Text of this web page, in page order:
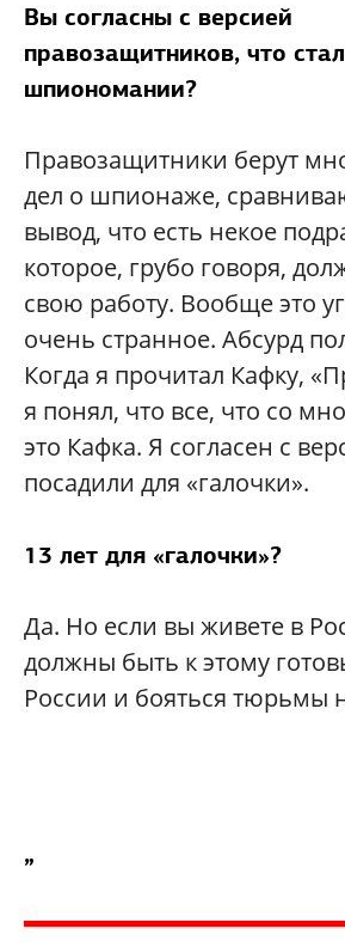
Вы согласны с версией
правозащитников, что
шпиономании?
Правозащитники берут
дел о шпионаже,
вывод, что есть некое
которое, грубо говоря,
свою работу. Вообще это
очень странное. Абсурд
Когда я прочитал Кафку,
я понял, что все, что со
это Кафка. Я согласен с
посадили для «галочки».
13 лет для «галочки»?
Да. Но если вы живете в
должны быть к этому
России и бояться тюрьмы
„